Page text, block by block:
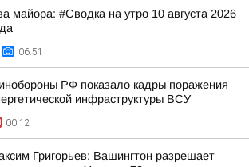
майора: #Сводка на утро 10 августа 2026
06:51
РФ показало кадры поражения
инфраструктуры ВСУ
00:12
Григорьев: Вашингтон разрешает